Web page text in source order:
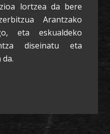
lortzea da bere
Arantzako
eta eskualdeko
diseinatu eta